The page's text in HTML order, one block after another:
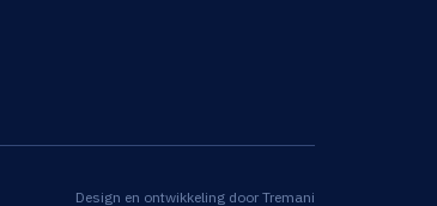
Design en ontwikkeling door Tremani